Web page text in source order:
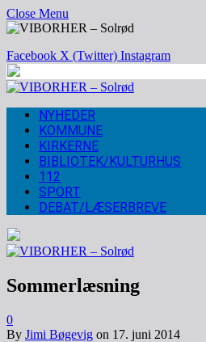
Close Menu
Facebook X (Twitter) Instagram
NYHEDER
KOMMUNE
KIRKERNE
BIBLIOTEK/KULTURHUS
112
SPORT
DEBAT/LÆSERBREVE
Sommerlæsning
0
By Jimi Bøgevig on 17. juni 2014